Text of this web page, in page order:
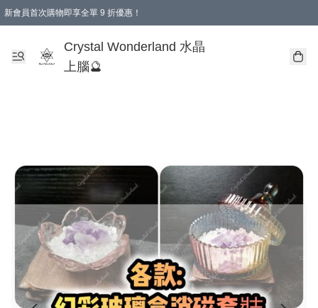
新會員首次購物即享全單 9 折優惠！
Crystal Wonderland 水晶
上腦🔮